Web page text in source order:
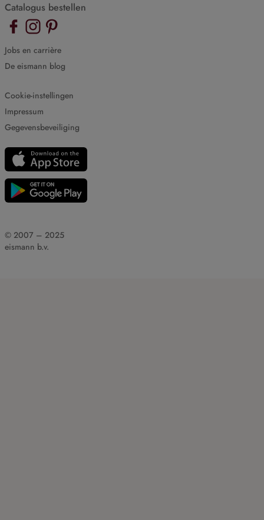
Catalogus bestellen
Jobs en carrière
De eismann blog
Cookie-instellingen
Impressum
Gegevensbeveiliging
© 2007 – 2025
eismann b.v.